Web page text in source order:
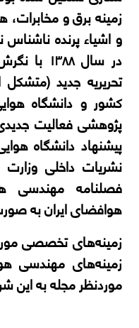
زمینه برق و مخابرات،
و اشیاء پرنده
در سال
تحریریه جدید (متشکل
کشور و دانشگاه
پژوهشی فعالیت
پیشنهاد دانشگاه
نشریات داخلی
فصلنامه مهندسی
هوافضای ایران به
زمینه‌های تخصصی
زمینه‌های مهندسی
موردنظر مجله به این